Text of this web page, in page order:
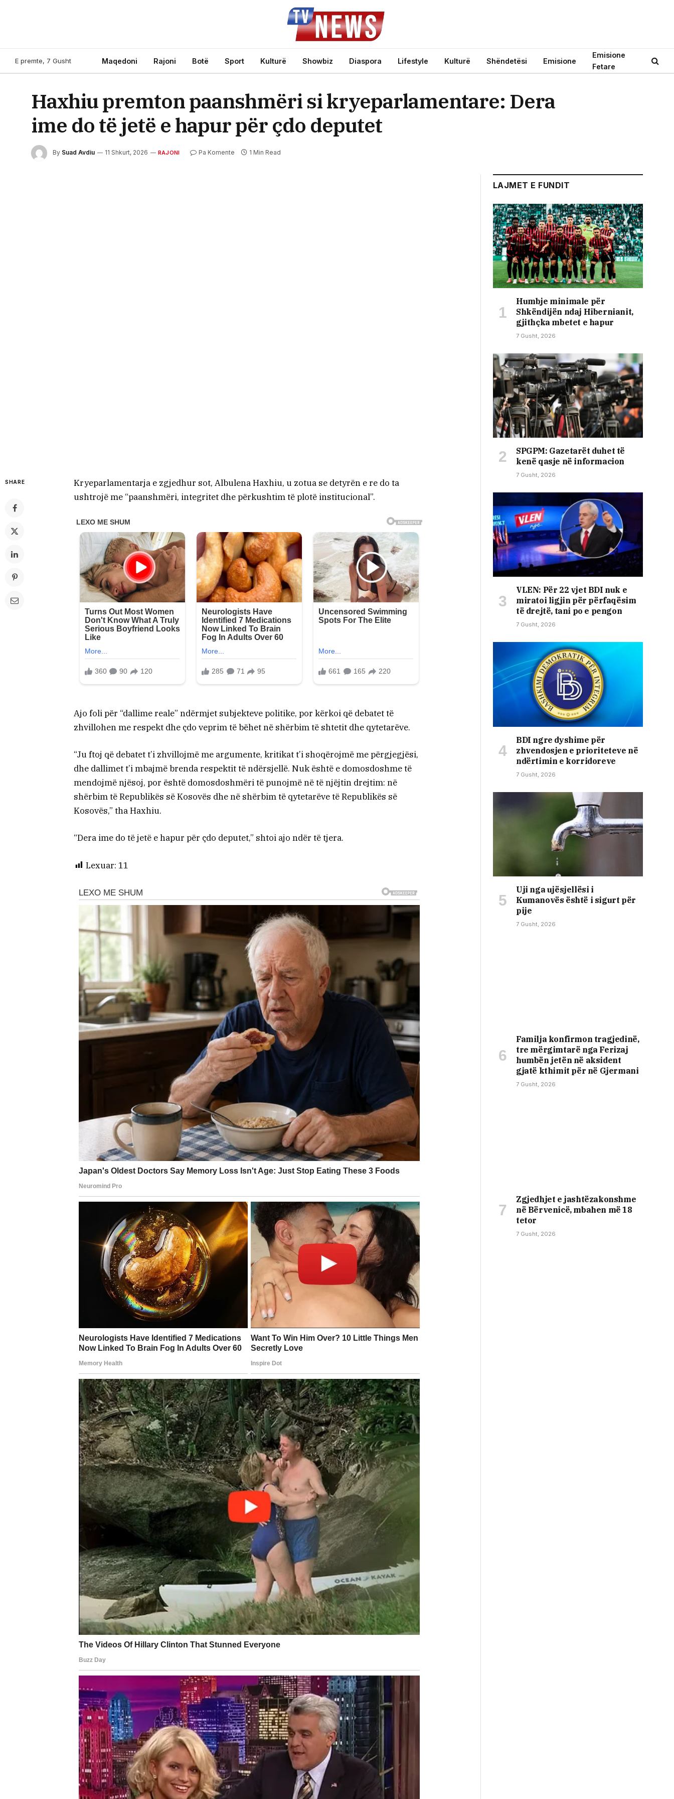
E premte, 7 Gusht Maqedoni Rajoni Botë Sport Kulturë Showbiz Diaspora Lifestyle Kulturë Shëndetësi Emisione
Emisione
Fetare
Haxhiu premton paanshmëri si kryeparlamentare: Dera
ime do të jetë e hapur për çdo deputet
By Suad Avdiu 11 Shkurt, 2026 RAJONI Pa Komente 1 Min Read
SHARE
Kryeparlamentarja e zgjedhur sot, Albulena Haxhiu, u zotua se detyrën e re do ta
ushtrojë me “paanshmëri, integritet dhe përkushtim të plotë institucional”.
Ajo foli për “dallime reale” ndërmjet subjekteve politike, por kërkoi që debatet të
zhvillohen me respekt dhe çdo veprim të bëhet në shërbim të shtetit dhe qytetarëve.
“Ju ftoj që debatet t’i zhvillojmë me argumente, kritikat t’i shoqërojmë me përgjegjësi,
dhe dallimet t’i mbajmë brenda respektit të ndërsjellë. Nuk është e domosdoshme të
mendojmë njësoj, por është domosdoshmëri të punojmë në të njëjtin drejtim: në
shërbim të Republikës së Kosovës dhe në shërbim të qytetarëve të Republikës së
Kosovës,” tha Haxhiu.
“Dera ime do të jetë e hapur për çdo deputet,” shtoi ajo ndër të tjera.
Lexuar: 11
LAJMET E FUNDIT
Humbje minimale për
Shkëndijën ndaj Hibernianit,
gjithçka mbetet e hapur
7 Gusht, 2026
SPGPM: Gazetarët duhet të
kenë qasje në informacion
7 Gusht, 2026
VLEN: Për 22 vjet BDI nuk e
miratoi ligjin për përfaqësim
të drejtë, tani po e pengon
7 Gusht, 2026
BDI ngre dyshime për
zhvendosjen e prioriteteve në
ndërtimin e korridoreve
7 Gusht, 2026
Uji nga ujësjellësi i
Kumanovës është i sigurt për
pije
7 Gusht, 2026
Familja konfirmon tragjedinë,
tre mërgimtarë nga Ferizaj
humbën jetën në aksident
gjatë kthimit për në Gjermani
7 Gusht, 2026
Zgjedhjet e jashtëzakonshme
në Bërvenicë, mbahen më 18
tetor
7 Gusht, 2026